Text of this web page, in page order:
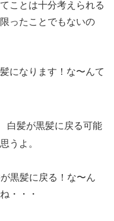
ことは十分考えられる
ったことでもないの
になります！な〜んて
白髪が黒髪に戻る可能
うよ。
黒髪に戻る！な〜ん
・・・